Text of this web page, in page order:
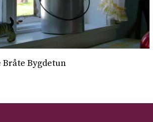
Bråte Bygdetun